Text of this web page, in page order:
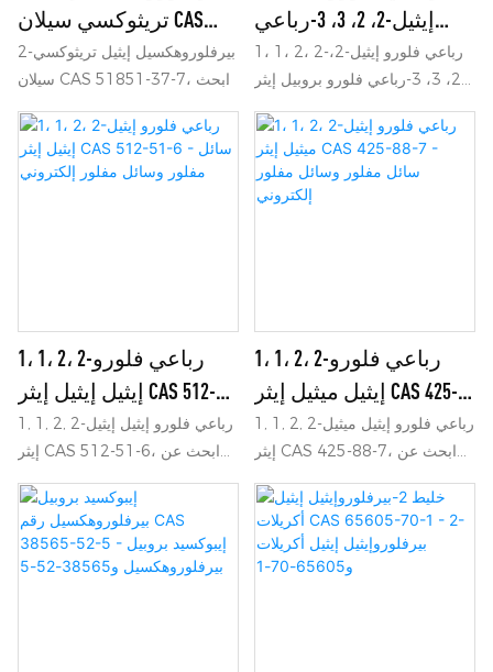
تريثوكسي سيلان CAS
51851-37-7 - 2-
بيرفلوروهكسيل إيثيل
تريثوكسي سيلان و51851-
37-7
2-بيرفلوروهكسيل إيثيل تريثوكسي
سيلان CAS 51851-37-7، ابحث
عن تفاصيل وسعر 2-
بيرفلوروهكسيل إيثيل تريثوكسي
سيلان 51851-37-7 من 2-
إيثيل-2، 2، 3، 3-رباعي
فلورو بروبيل إيثر CAS
16627-68-2 - سائل مفلور
وسائل مفلور إلكتروني
1، 1، 2، 2-رباعي فلورو إيثيل-2،
2، 3، 3-رباعي فلورو بروبيل إيثر
CAS 16627-68-2، ابحث عن
التفاصيل والسعر حول سائل مفلور
سائل مفلور إلكتروني من 1، 1، 2،
1، 1، 2، 2-رباعي فلورو
إيثيل إيثيل إيثر CAS 512-
51-6 - سائل مفلور وسائل
مفلور إلكتروني
1, 1, 2, 2-رباعي فلورو إيثيل إيثيل
إيثر CAS 512-51-6، ابحث عن
تفاصيل وسعر سائل مُفلور
إلكتروني سائل مُفلور من 1, 1, 2,
2-رباعي فلورو إيثيل إيثيل إيثر
CAS 512-51-6 - شركة نينغبو
1، 1، 2، 2-رباعي فلورو
إيثيل ميثيل إيثر CAS 425-
88-7 - سائل مفلور وسائل
مفلور إلكتروني
1, 1, 2, 2-رباعي فلورو إيثيل ميثيل
إيثر CAS 425-88-7، ابحث عن
تفاصيل وسعر سائل مُفلور
إلكتروني سائل مُفلور من 1, 1, 2,
2-رباعي فلورو إيثيل ميثيل إيثر
CAS 425-88-7 - شركة نينغبو